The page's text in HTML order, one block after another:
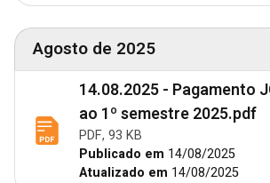
Agosto de 2025
14.08.2025 - Pagamento
ao 1º semestre 2025.pdf
PDF, 93 KB
Publicado em 14/08/2025
Atualizado em 14/08/2025